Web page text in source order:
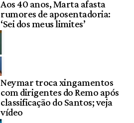
Aos 40 anos, Marta afasta
rumores de aposentadoria:
‘Sei dos meus limites’
Neymar troca xingamentos
com dirigentes do Remo após
classificação do Santos; veja
vídeo